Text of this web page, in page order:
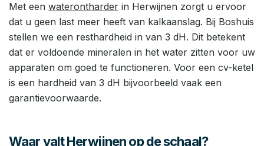
Met een waterontharder in Herwijnen zorgt u ervoor
dat u geen last meer heeft van kalkaanslag. Bij Boshuis
stellen we een resthardheid in van 3 dH. Dit betekent
dat er voldoende mineralen in het water zitten voor uw
apparaten om goed te functioneren. Voor een cv-ketel
is een hardheid van 3 dH bijvoorbeeld vaak een
garantievoorwaarde.
Waar valt Herwijnen op de schaal?